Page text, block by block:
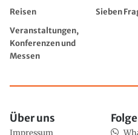
Reisen
Sieben
Veranstaltungen,
Konferenzen und
Messen
Über uns